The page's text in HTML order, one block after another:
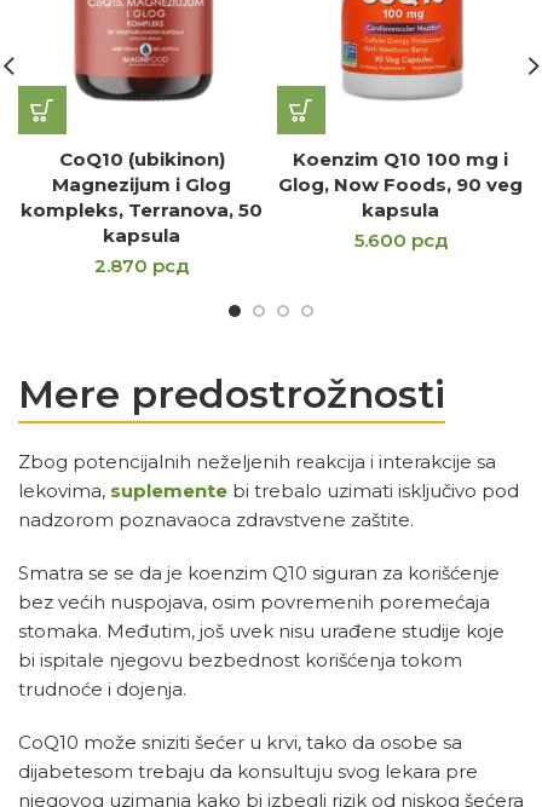
CoQ10 (ubikinon)
Magnezijum i Glog
kompleks, Terranova, 50
kapsula
2.870 рсд
Koenzim Q10 100 mg i
Glog, Now Foods, 90 veg
kapsula
5.600 рсд
Mere predostrožnosti
Zbog potencijalnih neželjenih reakcija i interakcije sa
lekovima, suplemente bi trebalo uzimati isključivo pod
nadzorom poznavaoca zdravstvene zaštite.
Smatra se se da je koenzim Q10 siguran za korišćenje
bez većih nuspojava, osim povremenih poremećaja
stomaka. Međutim, još uvek nisu urađene studije koje
bi ispitale njegovu bezbednost korišćenja tokom
trudnoće i dojenja.
CoQ10 može sniziti šećer u krvi, tako da osobe sa
dijabetesom trebaju da konsultuju svog lekara pre
njegovog uzimanja kako bi izbegli rizik od niskog šećera